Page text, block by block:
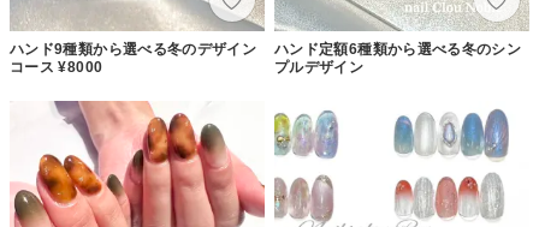
ハンド9種類から選べる冬のデザイン
コース ¥8000
ハンド定額6種類から選べる冬のシン
プルデザイン